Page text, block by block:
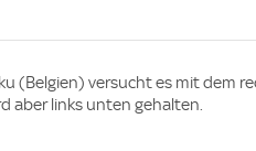
(Belgien) versucht es mit dem
aber links unten gehalten.